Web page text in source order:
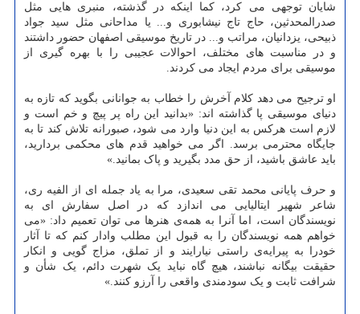
شایان توجهی می کرد، کما اینکه در گذشته، منبری هایی مثل
صدرالمحدثین، حاج تاج نیشابوری و... یا مداحانی مثل سید جواد
ذبیحی، یزدانیان، مراتب و... در تاریخ موسیقی اصفهان حضور داشتند
و در مناسبت های مختلف، احوالات عجیبی را با بهره گیری از
موسیقی برای مردم ایجاد می کردند.
او ترجیح می دهد کلام آخرش را خطاب به جوانانی بگوید که تازه به
دنیای موسیقی پا گذاشته اند: «بدانید این راه پر پیچ و خم است و
لازم است هرکس به این دنیا وارد می شود، صبورانه تلاش کند تا به
جایگاه محترمی برسد. اگر می خواهید قدم های محکمی بردارید،
باید عاشق باشید، از حق مدد بگیرید و پاک بمانید.»
و حرف پایانی محمد تقی سعیدی، مرا به یاد جمله ای از الفیه ری،
شاعر شهیر ایتالیایی می اندازد که در اصل سفارش ای به
نویسندگان است، اما آنرا به همه‌ی هنرها می توان تعمیم داد: «می
خواهم همه نویسندگان را به قبول این مطلب وادار کنم که تا آثار
خودرا به پیرایه‌ی راستی نیارایند و از تملق، مزاج گویی و انکار
حقیقت بیگانه نباشند، هیچ گاه نباید یک شهرت دائم، یک شأن و
شرافت ثابت و یک سودمندی واقعی را آرزو کنند.»